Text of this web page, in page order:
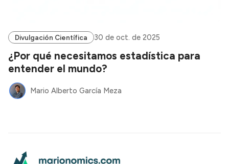
Divulgación Científica 30 de oct. de 2025
¿Por qué necesitamos estadística para
entender el mundo?
Mario Alberto García Meza